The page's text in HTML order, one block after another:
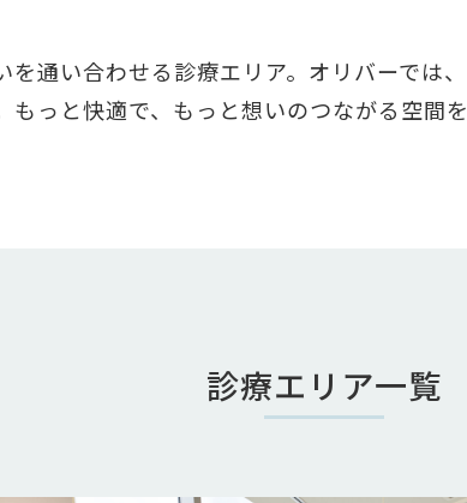
通い合わせる診療エリア。オリバーでは
っと快適で、もっと想いのつながる空間を
診療エリア一覧